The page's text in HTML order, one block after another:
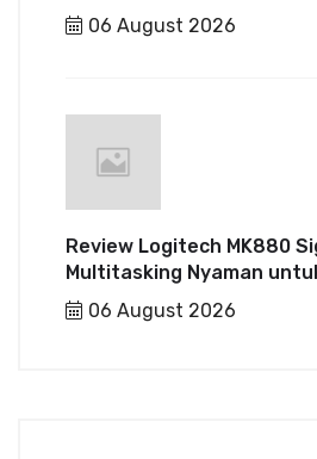
06 August 2026
Review Logitech MK880
Multitasking Nyaman
06 August 2026